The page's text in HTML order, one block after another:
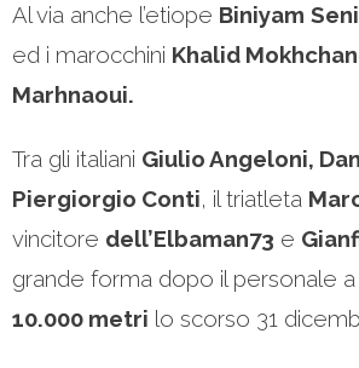
Al via anche l’etiope Biniyam
ed i marocchini Khalid
Marhnaoui.
Tra gli italiani Giulio Angeloni,
Piergiorgio Conti, il triatleta
vincitore dell’Elbaman73 e
grande forma dopo il personale a
10.000 metri lo scorso 31